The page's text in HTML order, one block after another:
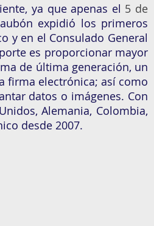
ya que apenas el 5 de
expidió los primeros
y en el Consulado General
es proporcionar mayor
de última generación, un
firma electrónica; así como
datos o imágenes. Con
Alemania, Colombia,
desde 2007.